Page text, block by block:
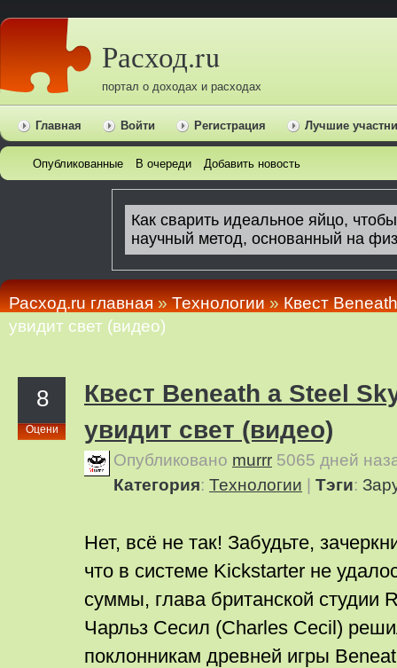
Расход.ru
портал о доходах и расходах
Главная Войти Регистрация Лучшие
Опубликованные В очереди Добавить новость
Расход.ru главная»Технологии»Квест
увидит свет (видео)
8
Оцени
Квест Beneath a Steel
увидит свет (видео)
Опубликовано murrr 5065 дней
Категория: Технологии Тэги:
Нет, всё не так! Забудьте,
что в системе Kickstarter не
суммы, глава британской студии
Чарльз Сесил (Charles Cecil)
поклонникам древней игры